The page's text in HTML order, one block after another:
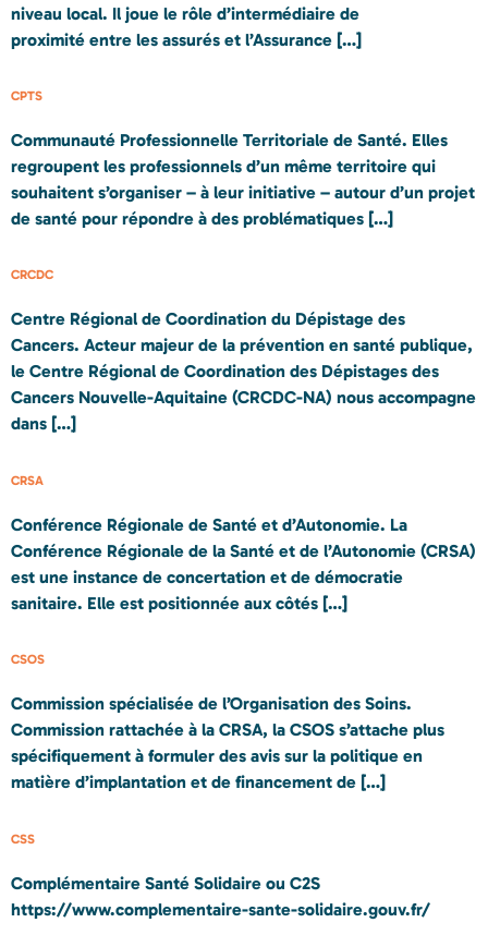
niveau local. Il joue le rôle d’intermédiaire de
proximité entre les assurés et l’Assurance […]
CPTS
Communauté Professionnelle Territoriale de Santé. Elles
regroupent les professionnels d’un même territoire qui
souhaitent s’organiser – à leur initiative – autour d’un projet
de santé pour répondre à des problématiques […]
CRCDC
Centre Régional de Coordination du Dépistage des
Cancers. Acteur majeur de la prévention en santé publique,
le Centre Régional de Coordination des Dépistages des
Cancers Nouvelle-Aquitaine (CRCDC-NA) nous accompagne
dans […]
CRSA
Conférence Régionale de Santé et d’Autonomie. La
Conférence Régionale de la Santé et de l’Autonomie (CRSA)
est une instance de concertation et de démocratie
sanitaire. Elle est positionnée aux côtés […]
CSOS
Commission spécialisée de l’Organisation des Soins.
Commission rattachée à la CRSA, la CSOS s’attache plus
spécifiquement à formuler des avis sur la politique en
matière d’implantation et de financement de […]
CSS
Complémentaire Santé Solidaire ou C2S
https://www.complementaire-sante-solidaire.gouv.fr/